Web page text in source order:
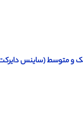
و متوسط (ساینس دایرکت